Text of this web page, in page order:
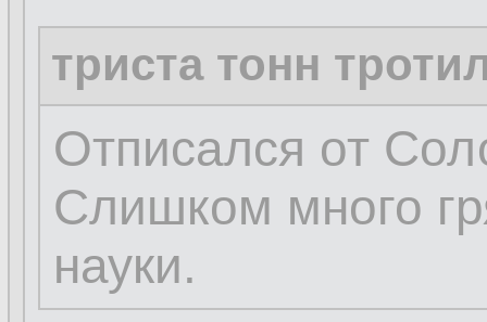
триста тонн
Отписался от
Слишком много
науки.